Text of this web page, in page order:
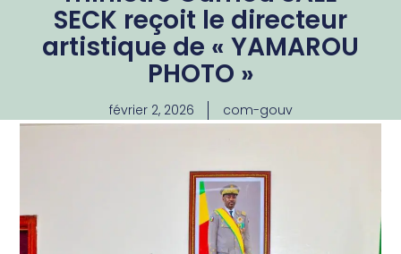
SECK reçoit le directeur
artistique de « YAMAROU
PHOTO »
février 2, 2026 com-gouv